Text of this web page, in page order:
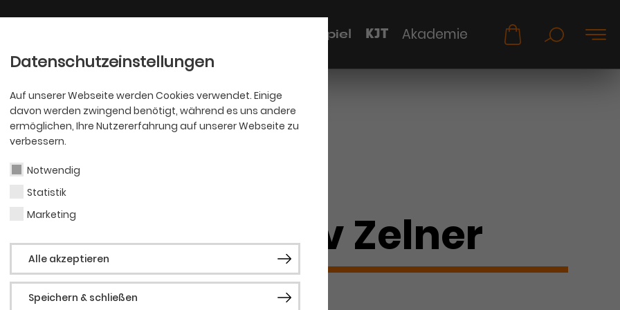
Datenschutzeinstellungen
Auf unserer Webseite werden Cookies verwendet. Einige
davon werden zwingend benötigt, während es uns andere
ermöglichen, Ihre Nutzererfahrung auf unserer Webseite zu
verbessern.
Notwendig
Statistik
Marketing
Alle akzeptieren
Speichern & schließen
Schauspiel KJT Akademie
Nadav Zelner